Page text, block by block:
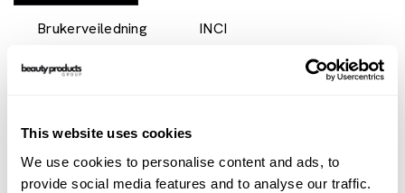
This website uses cookies
We use cookies to personalise content and ads, to
provide social media features and to analyse our traffic.
Brukerveiledning INCI
Dobbelt lag av individuelle vipper. En raskere og enklere
tredobbel øyevipp, tredobbelt så raskt! Få din egen look
trengs for en enkel vippelook.